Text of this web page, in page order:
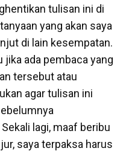
tulisan ini di
yang akan saya
di lain kesempatan.
jika ada pembaca yang
tersebut atau
agar tulisan ini
lagi, maaf beribu
saya terpaksa harus